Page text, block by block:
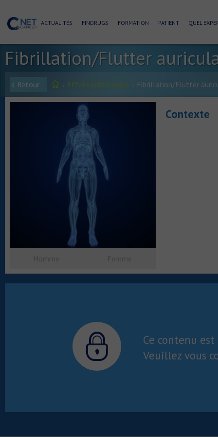
ACTUALITÉS FINDRUGS FORMATION PATIENT QUEL
Fibrillation/Flutter
Retour Effets indésirables Fibrillation/Flutter
Contexte
Ce contenu
Veuillez vous